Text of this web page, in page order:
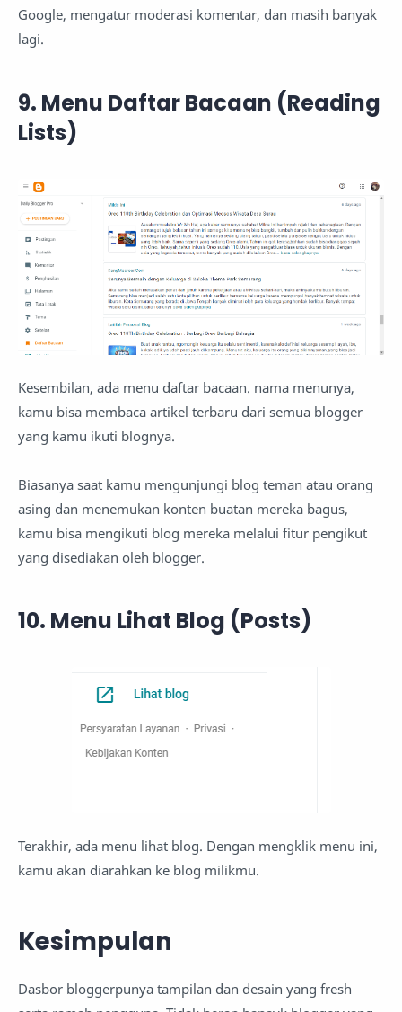
Google, mengatur moderasi komentar, dan masih banyak
lagi.
9. Menu Daftar Bacaan (Reading
Lists)
Kesembilan, ada menu daftar bacaan. nama menunya,
kamu bisa membaca artikel terbaru dari semua blogger
yang kamu ikuti blognya.
Biasanya saat kamu mengunjungi blog teman atau orang
asing dan menemukan konten buatan mereka bagus,
kamu bisa mengikuti blog mereka melalui fitur pengikut
yang disediakan oleh blogger.
10. Menu Lihat Blog (Posts)
Terakhir, ada menu lihat blog. Dengan mengklik menu ini,
kamu akan diarahkan ke blog milikmu.
Kesimpulan
Dasbor bloggerpunya tampilan dan desain yang fresh